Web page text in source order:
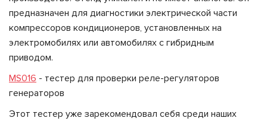
предназначен для диагностики электрической части
компрессоров кондиционеров, установленных на
электромобилях или автомобилях с гибридным
приводом.
MS016 - тестер для проверки реле-регуляторов
генераторов
Этот тестер уже зарекомендовал себя среди наших